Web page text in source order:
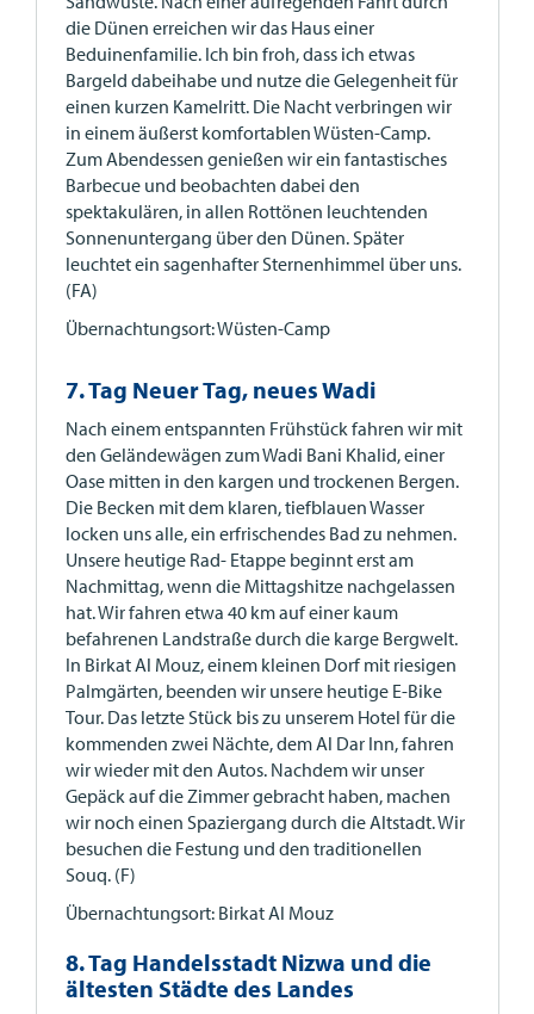
die Dünen erreichen wir das Haus einer
Beduinenfamilie. Ich bin froh, dass ich etwas
Bargeld dabeihabe und nutze die Gelegenheit für
einen kurzen Kamelritt. Die Nacht verbringen wir
in einem äußerst komfortablen Wüsten-Camp.
Zum Abendessen genießen wir ein fantastisches
Barbecue und beobachten dabei den
spektakulären, in allen Rottönen leuchtenden
Sonnenuntergang über den Dünen. Später
leuchtet ein sagenhafter Sternenhimmel über uns.
(FA)
Übernachtungsort: Wüsten-Camp
7. Tag Neuer Tag, neues Wadi
Nach einem entspannten Frühstück fahren wir mit
den Geländewägen zum Wadi Bani Khalid, einer
Oase mitten in den kargen und trockenen Bergen.
Die Becken mit dem klaren, tiefblauen Wasser
locken uns alle, ein erfrischendes Bad zu nehmen.
Unsere heutige Rad- Etappe beginnt erst am
Nachmittag, wenn die Mittagshitze nachgelassen
hat. Wir fahren etwa 40 km auf einer kaum
befahrenen Landstraße durch die karge Bergwelt.
In Birkat Al Mouz, einem kleinen Dorf mit riesigen
Palmgärten, beenden wir unsere heutige E-Bike
Tour. Das letzte Stück bis zu unserem Hotel für die
kommenden zwei Nächte, dem Al Dar Inn, fahren
wir wieder mit den Autos. Nachdem wir unser
Gepäck auf die Zimmer gebracht haben, machen
wir noch einen Spaziergang durch die Altstadt. Wir
besuchen die Festung und den traditionellen
Souq. (F)
Übernachtungsort: Birkat Al Mouz
8. Tag Handelsstadt Nizwa und die
ältesten Städte des Landes